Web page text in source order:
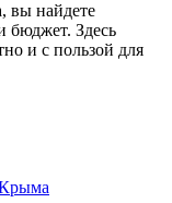
вы найдете
бюджет. Здесь
и с пользой для